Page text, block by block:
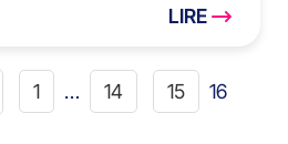
LIRE
1 … 14 15 16